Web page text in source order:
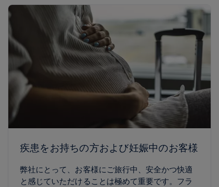
疾患をお持ちの方および妊娠中のお客様
弊社にとって、お客様にご旅行中、安全かつ快適
と感じていただけることは極めて重要です。フラ